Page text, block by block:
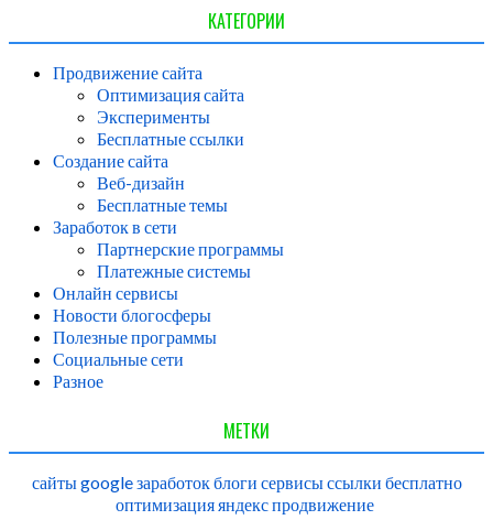
КАТЕГОРИИ
Продвижение сайта
Оптимизация сайта
Эксперименты
Бесплатные ссылки
Создание сайта
Веб-дизайн
Бесплатные темы
Заработок в сети
Партнерские программы
Платежные системы
Онлайн сервисы
Новости блогосферы
Полезные программы
Социальные сети
Разное
МЕТКИ
сайтыgoogleзаработокблоги сервисыссылки бесплатно
оптимизацияяндекспродвижение